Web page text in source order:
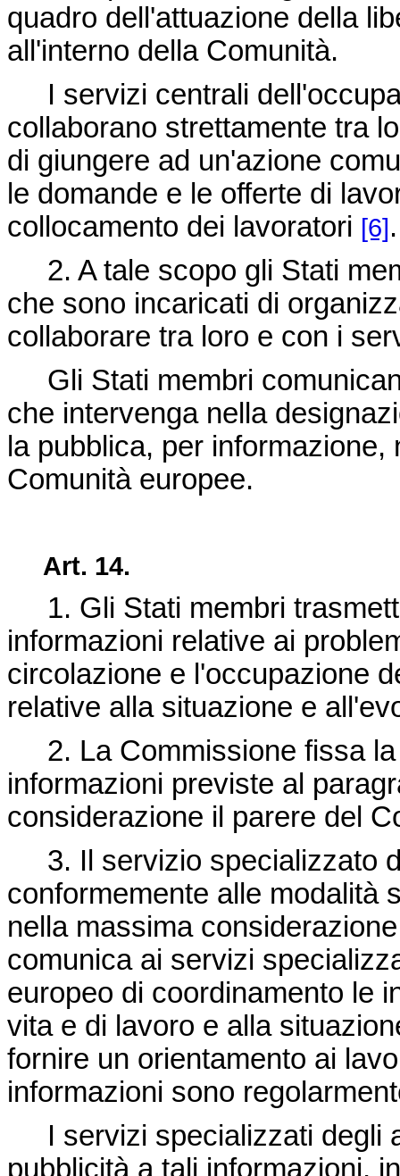
quadro dell'attuazione della
all'interno della Comunità.
I servizi centrali
collaborano strettamente tra
di giungere ad un'azione
le domande e le offerte di
collocamento dei lavoratori [6].
2. A tale scopo gli Stati
che sono incaricati di
collaborare tra loro e con i
Gli Stati membri
che intervenga nella
la pubblica, per
Comunità europee.
Art. 14.
1. Gli Stati membri
informazioni relative ai
circolazione e l'occupazione
relative alla situazione e
2. La Commissione fissa la
informazioni previste al
considerazione il parere del
3. Il servizio specializzato
conformemente alle modalità
nella massima
comunica ai servizi
europeo di coordinamento le
vita e di lavoro e alla
fornire un orientamento ai
informazioni sono
I servizi specializzati degli
pubblicità a tali informazioni,